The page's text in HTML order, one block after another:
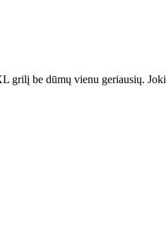
grilį be dūmų vienu geriausių.